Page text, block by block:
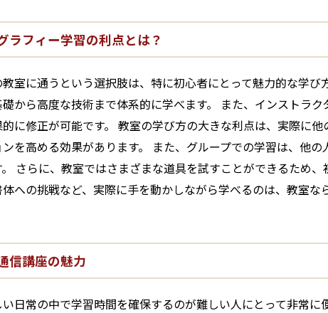
ラフィー学習の利点とは？
室に通うという選択肢は、特に初心者にとって魅力的な学
から高度な技術まで体系的に学べます。 また、インストラ
に修正が可能です。 教室の学び方の大きな利点は、実際に
を高める効果があります。 また、グループでの学習は、他
さらに、教室ではさまざまな道具を試すことができるため
への挑戦など、実際に手を動かしながら学べるのは、教室な
信講座の魅力
日常の中で学習時間を確保するのが難しい人にとって非常